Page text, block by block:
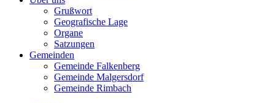
Grußwort
Geografische Lage
Organe
Satzungen
Gemeinden
Gemeinde Falkenberg
Gemeinde Malgersdorf
Gemeinde Rimbach